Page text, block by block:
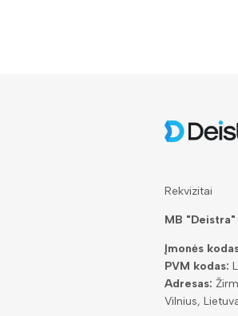
Rekvizitai
MB "Deistra"
Įmonės
PVM kodas:
Adresas:
Vilnius,